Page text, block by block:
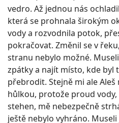
vedro. Až jednou nás
která se prohnala širokým
vody a rozvodnila potok,
pokračovat. Změnil se v
stranu nebylo možné.
zpátky a najít místo, kde byl
přebrodit. Stejně mi ale
hůlkou, protože proud
stehen, mě nebezpečně
ještě nebylo vyhráno.